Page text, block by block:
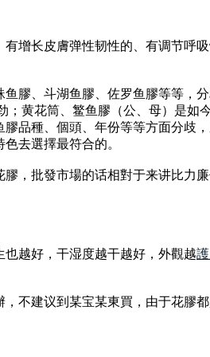
增长皮膚弹性韧性的、有调节呼
膠、斗湖鱼膠、佐罗鱼膠等等，
黄花筒、鳘鱼膠（公、母）是如
品種、個頭、年份等等方面分歧
去選擇最符合的。
，批發市場的话相對于来讲比力
越好，干湿度越干越好，外觀越
不建议到某宝某東買，由于花膠